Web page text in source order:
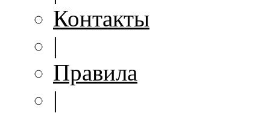
Контакты
|
Правила
|